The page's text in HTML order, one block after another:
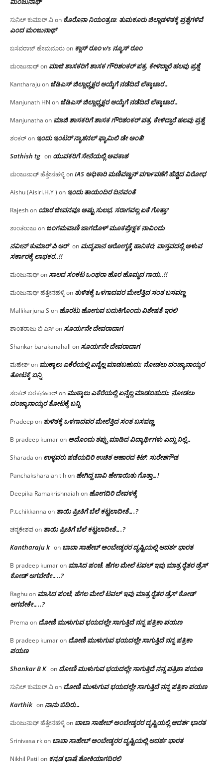
ಸುನಿಲ್ ಕುಮಾರ್.ವಿon ಕೊರೊನಾ ನಿಯಂತ್ರಣ: ತುಮಕೂರು ಜಿಲ್ಲಾಡಳಿತಕ್ಕೆ ಪ್ರಶ್ನೆಗಳಿವೆ
ಎಂದ ಮಂಜು‌ನಾಥ್
ಬಸವರಾಜ್ ಹೇಮನೂರುon ಕ್ಲಾಸ್ ರೂಂ v/s ನ್ಯೂಸ್ ರೂಂ
ಮಂಜುನಾಥ್on ಮಾಜಿ ಶಾಸಕರಿಗೆ ಶಾಸಕ ಗೌರಿಶಂಕರ್ ಪತ್ರ, ಕೇಳಿದ್ದಾರೆ ಹಲವು ಪ್ರಶ್ನೆ
Kantharajuon ಜೆಡಿಎಸ್ ಜಿಲ್ಲಾಧ್ಯಕ್ಷರ ಆಯ್ಕೆಗೆ ನಡೆದಿದೆ ಲೆಕ್ಕಾಚಾರ…
Manjunath HN on ಜೆಡಿಎಸ್ ಜಿಲ್ಲಾಧ್ಯಕ್ಷರ ಆಯ್ಕೆಗೆ ನಡೆದಿದೆ ಲೆಕ್ಕಾಚಾರ…
Manjunatha on ಮಾಜಿ ಶಾಸಕರಿಗೆ ಶಾಸಕ ಗೌರಿಶಂಕರ್ ಪತ್ರ, ಕೇಳಿದ್ದಾರೆ ಹಲವು ಪ್ರಶ್ನೆ
ಶಂಕರ್on ಇಂದು ಇಂಟರ್ ನ್ಯಾಶನಲ್ ಫ್ಯಾಮಿಲಿ ಡೇ ಅಂತೆ!
Sathish tg on ಯುವಕರಿಗೆ ಸೇನೆಯಲ್ಲಿ ಅವಕಾಶ
ಮಂಜುನಾಥ್ ಹೆತ್ತೇನಹಳ್ಳಿonIAS ಅಧಿಕಾರಿ ಮಣಿವಣ್ಣನ್ ವರ್ಗಾವಣೆಗೆ ಹೆಚ್ಚಿದ‌ ವಿರೋಧ
Aishu (Aisiri.H.Y ) on ಇಂದು ತಾಯಂದಿರ ದಿನವಂತೆ
Rajeshon ಯಾರ ಜೀವನವೂ ಅಷ್ಟು ಸುಲಭ, ಸರಾಗವಲ್ಲ ಏಕೆ ಗೊತ್ತಾ?
ಶಾಂತರಾಜುon ಜಂಗಮವಾಣಿ ಜಾಗದೊಳ್ ಮೂಕಪ್ರೇಕ್ಷಕ ನಾವಿಂದು
ನವೀನ್ ಕುಮಾರ್ ಪಿ ಆರ್ on ಮದ್ಯಪಾನ ಆರೋಗ್ಯಕ್ಕೆ ಹಾನಿಕರ; ವಾಸ್ತವದಲ್ಲಿ ಅಳುವ
ಸರ್ಕಾರಕ್ಕೆ ಲಾಭಕರ..!!
ಮಂಜುನಾಥ್onಸಾಲದ ಸಂಕಟ ಒಂಥರಾ ಹೊರ ಹೊಮ್ಮದ ಗಾಯ..!!
ಮಂಜುನಾಥ್ ಹೆತ್ತೇನಹಳ್ಳಿon ತುಳಿತಕ್ಕೆ ಒಳಗಾದವರ ಮೇಲೆತ್ತಿದ ಸಂತ ಬಸವಣ್ಣ
Mallikarjuna S on ಹೊರಟು ಹೋಗುವ ಬದುಕಿಗೊಂದು ವಿಶೇಷತೆ ಇರಲಿ
ಶಾಂತರಾಜು ಬಿ ಎಸ್onಸೂರ್ಯನೇ ದೇವರಾದಾಗ
Shankar barakanahall onಸೂರ್ಯನೇ ದೇವರಾದಾಗ
ಮಹೇಶ್on ಮುಕ್ಕಾಲು ಎಕೆರೆಯಲ್ಲಿ ಏನ್ನೆಲ್ಲ‌ ಮಾಡಬಹುದು: ನೋಡಲು ದಂಜ್ಯಾನಾಯ್ಕರ
ತೋಟಕ್ಕೆ ಬನ್ನಿ
ಶಂಕರ್ ಬರಕನಹಾಲ್on ಮುಕ್ಕಾಲು ಎಕೆರೆಯಲ್ಲಿ ಏನ್ನೆಲ್ಲ‌ ಮಾಡಬಹುದು: ನೋಡಲು
ದಂಜ್ಯಾನಾಯ್ಕರ ತೋಟಕ್ಕೆ ಬನ್ನಿ
Pradeepon ತುಳಿತಕ್ಕೆ ಒಳಗಾದವರ ಮೇಲೆತ್ತಿದ ಸಂತ ಬಸವಣ್ಣ
B pradeep kumaron ಅದೊಂದು ತಪ್ಪು ಮಾಡಿದ ವಿದ್ಯಾರ್ಥಿಗಳು ಎದ್ದು ನಿಲ್ಲಿ…
Sharada on ಉಳ್ಳವರು ಪಡೆಯದಿರಿ ಉಚಿತ ಆಹಾರದ ಕಿಟ್: ಸುರೇಶಗೌಡ
Panchaksharaiah t hon ಹೇಗಿದ್ದ ಬಾವಿ ಹೇಗಾಯಿತು ಗೊತ್ತಾ…!
Deepika Ramakrishnaiahon ಹೋಗದಿರಿ ದೇವಳಕ್ಕೆ
P.t.chikkanna on ತಾಯಿ ಪ್ರೀತಿಗೆ ಬೆಲೆ ಕಟ್ಟಲಾದೀತೆ….?
ಚನ್ನಕೇಶವon ತಾಯಿ ಪ್ರೀತಿಗೆ ಬೆಲೆ ಕಟ್ಟಲಾದೀತೆ….?
Kantharaju k on ಬಾಬಾ ಸಾಹೇಬ್ ಅಂಬೇಡ್ಕರರ ದೃಷ್ಟಿಯಲ್ಲಿ ಆದರ್ಶ ಭಾರತ
B pradeep kumaron ಮಾಸಿದ ಪಂಚೆ, ಹೆಗಲ ಮೇಲೆ ಟವಲ್‌ ಇವು ಮಾತ್ರ ರೈತರ ಡ್ರೆಸ್‌
ಕೋಡ್ ಆಗಬೇಕೇ…..?‌
Raghuon ಮಾಸಿದ ಪಂಚೆ, ಹೆಗಲ ಮೇಲೆ ಟವಲ್‌ ಇವು ಮಾತ್ರ ರೈತರ ಡ್ರೆಸ್‌ ಕೋಡ್
ಆಗಬೇಕೇ…..?‌
Prema on ದೋಣಿ ಮುಳುಗುವ ಭಯದಲ್ಲೇ ಸಾಗುತ್ತಿದೆ ನನ್ನ ಪತ್ರಿಕಾ ಪಯಣ
B pradeep kumaron ದೋಣಿ ಮುಳುಗುವ ಭಯದಲ್ಲೇ ಸಾಗುತ್ತಿದೆ ನನ್ನ ಪತ್ರಿಕಾ
ಪಯಣ
Shankar B K on ದೋಣಿ ಮುಳುಗುವ ಭಯದಲ್ಲೇ ಸಾಗುತ್ತಿದೆ ನನ್ನ ಪತ್ರಿಕಾ ಪಯಣ
ಸುನಿಲ್ ಕುಮಾರ್.ವಿon ದೋಣಿ ಮುಳುಗುವ ಭಯದಲ್ಲೇ ಸಾಗುತ್ತಿದೆ ನನ್ನ ಪತ್ರಿಕಾ ಪಯಣ
Karthik on ನಾನು ಬಿದಿರು…
ಮಂಜುನಾಥ್ ಹೆತ್ತೇನಹಳ್ಳಿon ಬಾಬಾ ಸಾಹೇಬ್ ಅಂಬೇಡ್ಕರರ ದೃಷ್ಟಿಯಲ್ಲಿ ಆದರ್ಶ ಭಾರತ
Srinivasa rkon ಬಾಬಾ ಸಾಹೇಬ್ ಅಂಬೇಡ್ಕರರ ದೃಷ್ಟಿಯಲ್ಲಿ ಆದರ್ಶ ಭಾರತ
Nikhil Patil on ಕನ್ನಡ ಭಾಷೆ ಶೋಕಿಯಾಗದಿರಲಿ